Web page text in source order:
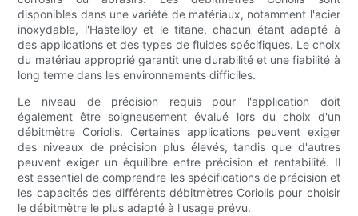
disponibles dans une variété de matériaux, notamment l'acier
inoxydable, l'Hastelloy et le titane, chacun étant adapté à
des applications et des types de fluides spécifiques. Le choix
du matériau approprié garantit une durabilité et une fiabilité à
long terme dans les environnements difficiles.
Le niveau de précision requis pour l'application doit
également être soigneusement évalué lors du choix d'un
débitmètre Coriolis. Certaines applications peuvent exiger
des niveaux de précision plus élevés, tandis que d'autres
peuvent exiger un équilibre entre précision et rentabilité. Il
est essentiel de comprendre les spécifications de précision et
les capacités des différents débitmètres Coriolis pour choisir
le débitmètre le plus adapté à l'usage prévu.